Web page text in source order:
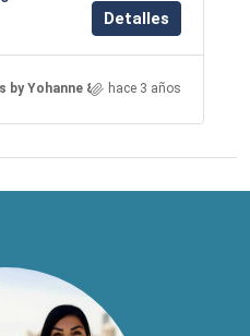
Detalles
by Yohanne & Jacqueline
hace 3 años